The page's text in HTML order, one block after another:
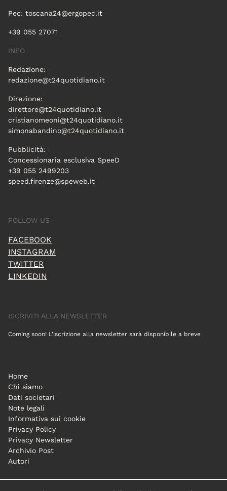
Pec: toscana24@ergopec.it
+39 055 27071
INFO
Redazione:
redazione@t24quotidiano.it
Direzione:
direttore@t24quotidiano.it
cristianomeoni@t24quotidiano.it
simonabandino@t24quotidiano.it
Pubblicità:
Concessionaria esclusiva SpeeD
+39 055 2499203
speed.firenze@speweb.it
FOLLOW US
FACEBOOK
INSTAGRAM
TWITTER
LINKEDIN
ISCRIVITI ALLA NEWSLETTER
Coming soon! L'iscrizione alla newsletter sarà disponibile a breve
Home
Chi siamo
Dati societari
Note legali
Informativa sui cookie
Privacy Policy
Privacy Newsletter
Archivio Post
Autori